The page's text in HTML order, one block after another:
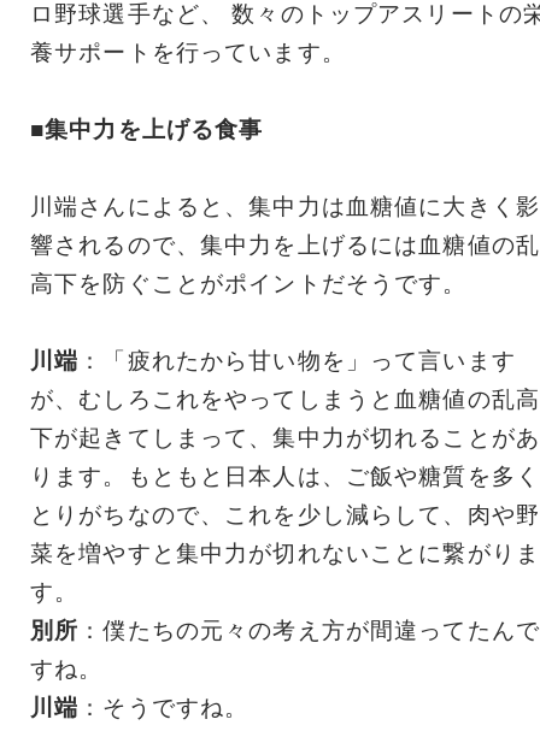
ロ野球選手など、 数々のトップアスリートの
養サポートを行っています。
■集中力を上げる食事
川端さんによると、集中力は血糖値に大きく影
響されるので、集中力を上げるには血糖値の乱
高下を防ぐことがポイントだそうです。
川端 ：「疲れたから甘い物を」って言います
が、むしろこれをやってしまうと血糖値の乱高
下が起きてしまって、集中力が切れることがあ
ります。もともと日本人は、ご飯や糖質を多く
とりがちなので、これを少し減らして、肉や野
菜を増やすと集中力が切れないことに繋がりま
す。
別所 ：僕たちの元々の考え方が間違ってたんで
すね。
川端 ：そうですね。